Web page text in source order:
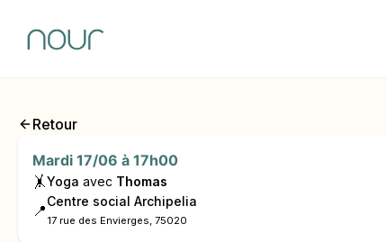
Retour
Mardi 17/06 à 17h00
🤸Yoga avec Thomas
📍
Centre social Archipelia
17 rue des Envierges, 75020